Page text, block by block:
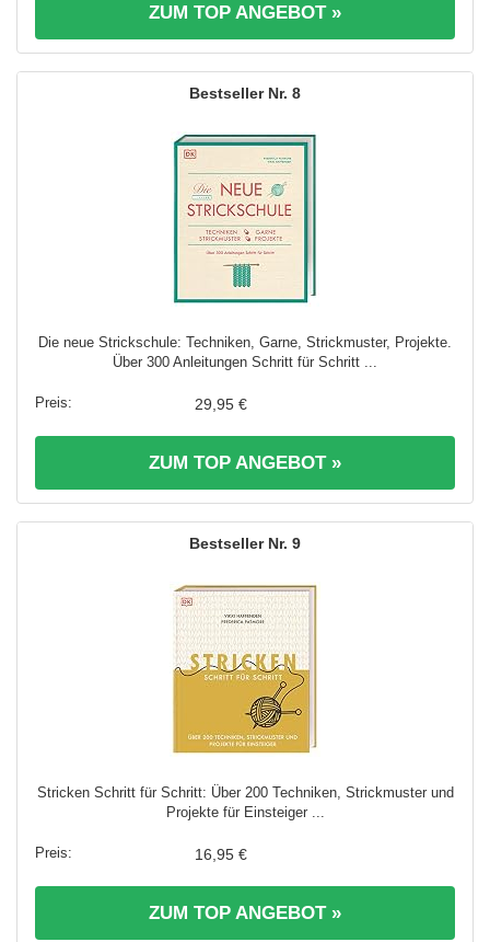
ZUM TOP ANGEBOT »
8
Die neue Strickschule: Techniken, Garne, Strickmuster, Projekte.
Über 300 Anleitungen Schritt für Schritt ...
29,95 €
ZUM TOP ANGEBOT »
9
Stricken Schritt für Schritt: Über 200 Techniken, Strickmuster und
Projekte für Einsteiger ...
16,95 €
ZUM TOP ANGEBOT »